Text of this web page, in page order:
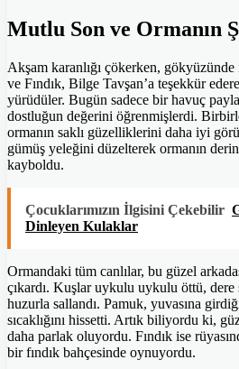
Mutlu Son ve Ormanın
Akşam karanlığı çökerken,
ve Fındık, Bilge Tavşan’a teşekkür
yürüdüler. Bugün sadece bir havuç
dostluğun değerini öğrenmişlerdi.
ormanın saklı güzelliklerini daha iyi
gümüş yeleğini düzelterek ormanın
kayboldu.
Çocuklarımızın İlgisini Çekebilir
Dinleyen Kulaklar
Ormandaki tüm canlılar, bu güzel
çıkardı. Kuşlar uykulu uykulu öttü, dere
huzurla sallandı. Pamuk, yuvasına
sıcaklığını hissetti. Artık biliyordu ki,
daha parlak oluyordu. Fındık ise
bir fındık bahçesinde oynuyordu.